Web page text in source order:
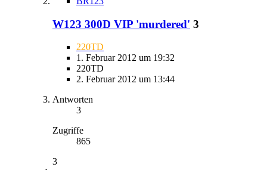
W123 300D VIP 'murdered' 3
220TD
1. Februar 2012 um 19:32
220TD
2. Februar 2012 um 13:44
Antworten
3
Zugriffe
865
3